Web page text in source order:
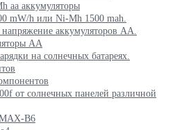
aa аккумуляторы
mW/h или Ni-Mh 1500 mah.
аккумуляторов АА.
АА
на солнечных батареях.
от солнечных панелей различной
B6